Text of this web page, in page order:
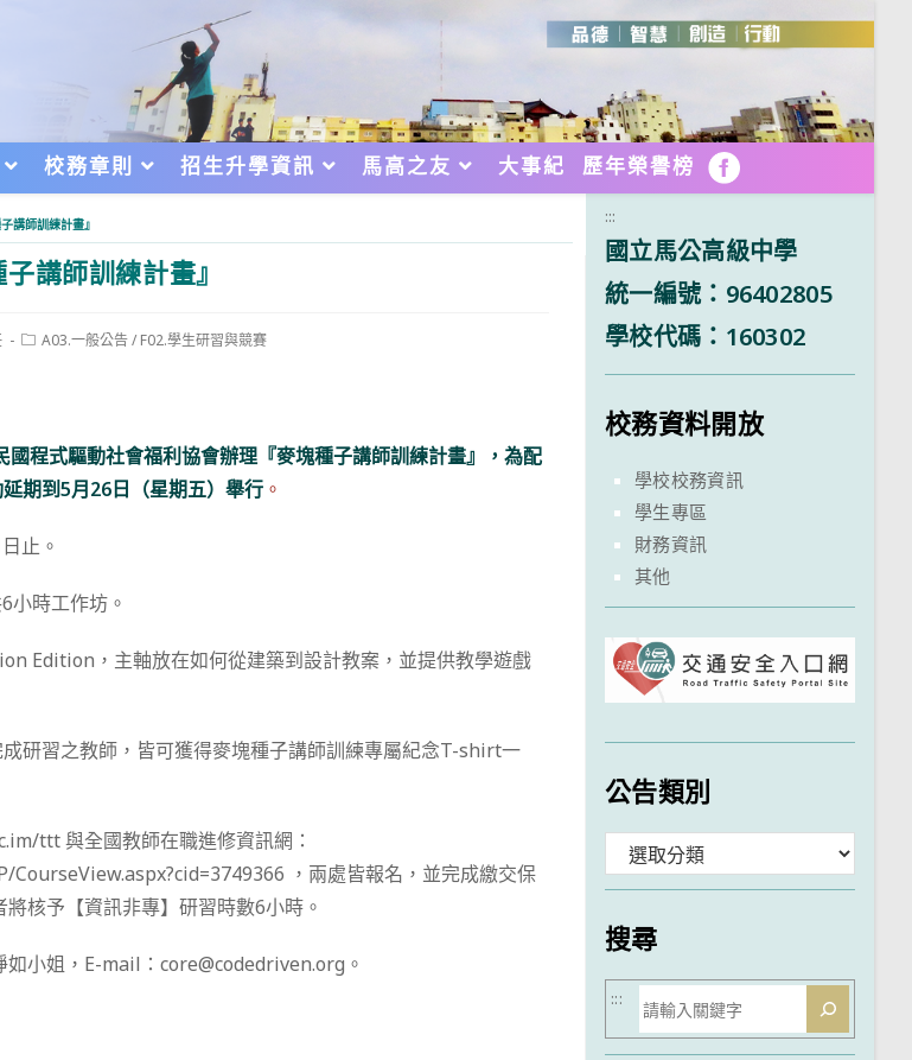
校務章則 招生升學資訊 馬高之友 大事紀 歷年榮譽榜 FB
講師訓練計畫』
講師訓練計畫』
PostA03.一般公告/ F02.學生研習與競賽
程式驅動社會福利協會辦理『麥塊種子講師訓練計畫』，為配
期到5月26日（星期五）舉行 。
止。
小時工作坊。
Edition，主軸放在如何從建築到設計教案，並提供教學遊戲
研習之教師，皆可獲得麥塊種子講師訓練專屬紀念T-shirt一
ttt 與全國教師在職進修資訊網：
，兩處皆報名，並完成繳交保
核予【資訊非專】研習時數6小時。
小姐，E-mail：core@codedriven.org。
:::
國立馬公高級中學
統一編號：96402805
學校代碼：160302
校務資料開放
學校校務資訊
學生專區
財務資訊
其他
公告類別
類
搜尋
搜
尋
:::